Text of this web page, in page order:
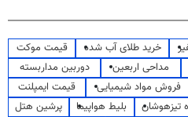
خرید طلای آب شده
قیمت موکت
مداحی اربعین
دوربین مداربسته
فروش مواد شیمیایی
قیمت ایمپلنت
تیزهوشان بلیط هواپیما
پرشین هتل